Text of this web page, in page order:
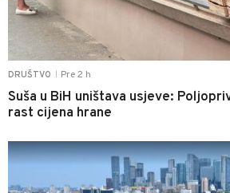
DRUŠTVO Pre 2 h
Suša u BiH uništava usjeve:
rast cijena hrane